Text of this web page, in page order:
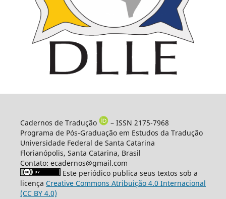
Cadernos de Tradução
– ISSN 2175-7968
Programa de Pós-Graduação em Estudos da Tradução
Universidade Federal de Santa Catarina
Florianópolis, Santa Catarina, Brasil
Contato: ecadernos@gmail.com
Este periódico publica seus textos sob a
licença Creative Commons Atribuição 4.0 Internacional
(CC BY 4.0)